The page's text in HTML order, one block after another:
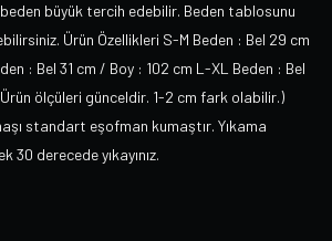
büyük tercih edebilir. Beden tablosunu
Ürün Özellikleri S-M Beden : Bel 29 cm
: Bel 31 cm / Boy : 102 cm L-XL Beden : Bel
ölçüleri günceldir. 1-2 cm fark olabilir.)
standart eşofman kumaştır. Yıkama
30 derecede yıkayınız.